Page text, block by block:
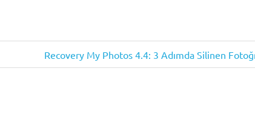
Next
Post:
Recovery My Photos 4.4: 3 Adımda Silinen